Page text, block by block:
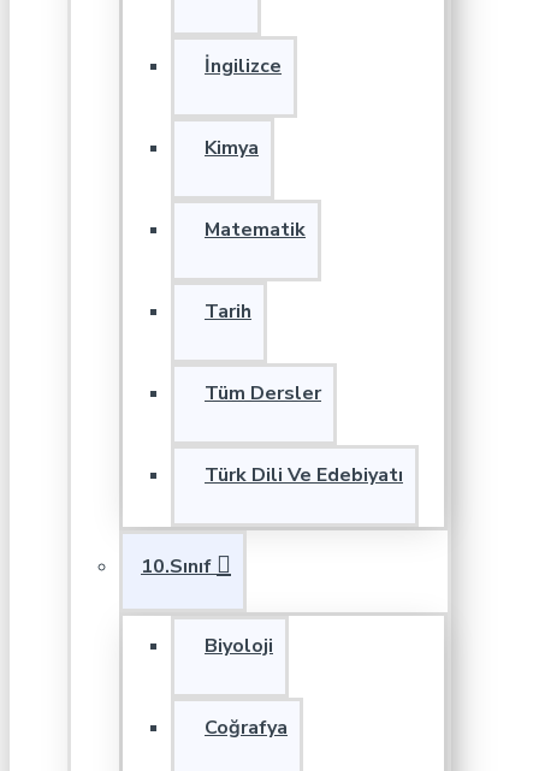
İngilizce
Kimya
Matematik
Tarih
Tüm Dersler
Türk Dili Ve Edebiyatı
10.Sınıf
Biyoloji
Coğrafya